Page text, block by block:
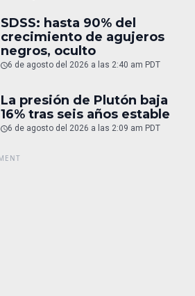
SDSS: hasta 90% del
crecimiento de agujeros
negros, oculto
6 de agosto del 2026 a las 2:40 am PDT
La presión de Plutón baja
16% tras seis años estable
6 de agosto del 2026 a las 2:09 am PDT